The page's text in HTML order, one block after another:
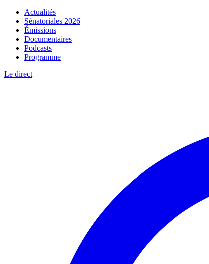
Actualités
Sénatoriales 2026
Émissions
Documentaires
Podcasts
Programme
Le direct